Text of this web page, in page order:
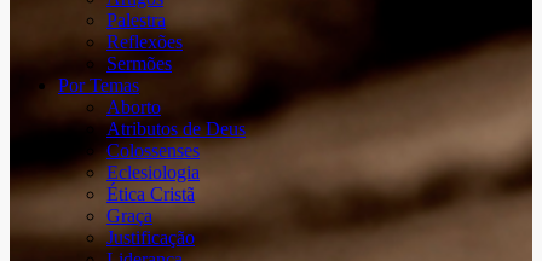
Palestra
Reflexões
Sermões
Por Temas
Aborto
Atributos de Deus
Colossenses
Eclesiologia
Ética Cristã
Graça
Justificação